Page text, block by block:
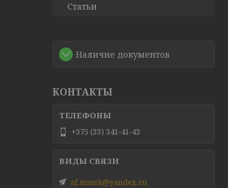
Статьи
Наличие документов
КОНТАКТЫ
+375 (33) 341-41-43
af.minsk@yandex.ru